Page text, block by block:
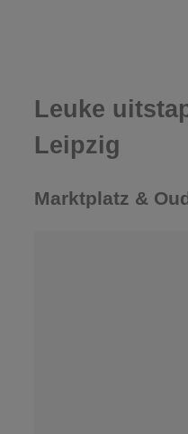
Leuke
Leipzig
Marktplatz &